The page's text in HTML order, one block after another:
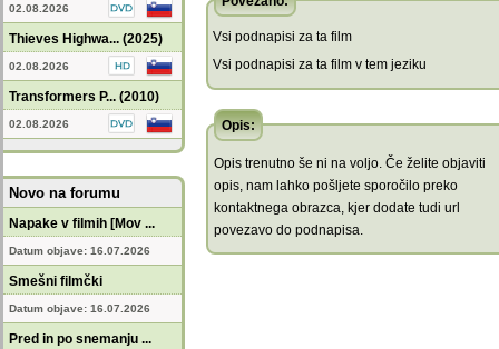
02.08.2026
Thieves Highwa... (2025)
02.08.2026
Transformers P... (2010)
02.08.2026
Novo na forumu
Napake v filmih [Mov ...
Datum objave: 16.07.2026
Smešni filmčki
Datum objave: 16.07.2026
Pred in po snemanju ...
Vsi podnapisi za ta film
Vsi podnapisi za ta film v tem jeziku
Opis:
Opis trenutno še ni na voljo. Če želite objaviti
opis, nam lahko pošljete sporočilo preko
kontaktnega obrazca, kjer dodate tudi url
povezavo do podnapisa.